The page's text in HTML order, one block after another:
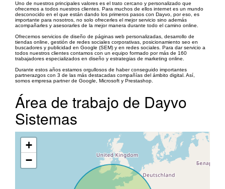
Uno de nuestros principales valores es el trato cercano y personalizado que
ofrecemos a todos nuestros clientes. Para muchos de ellos internet es un mundo
desconocido en el que están dando los primeros pasos con Dayvo, por eso, es
importante para nosotros, no solo ofrecerles el mejor servicio sino además
acompañarles y asesorarles de la mejor manera durante todo el camino online.
Ofrecemos servicios de diseño de páginas web personalizadas, desarrollo de
tiendas online, gestión de redes sociales corporativas, posicionamiento seo en
buscadores y publicidad en Google (SEM) y en redes sociales. Para dar servicio a
todos nuestros clientes contamos con un equipo formado por más de 160
trabajadores especializados en diseño y estrategias de marketing online.
Durante estos años estamos orgullosos de haber conseguido importantes
partnerazgos con 3 de las más destacadas compañías del ámbito digital. Así,
somos empresa partner de Google, Microsoft y Prestashop.
Área de trabajo de Dayvo
Sistemas
+
−